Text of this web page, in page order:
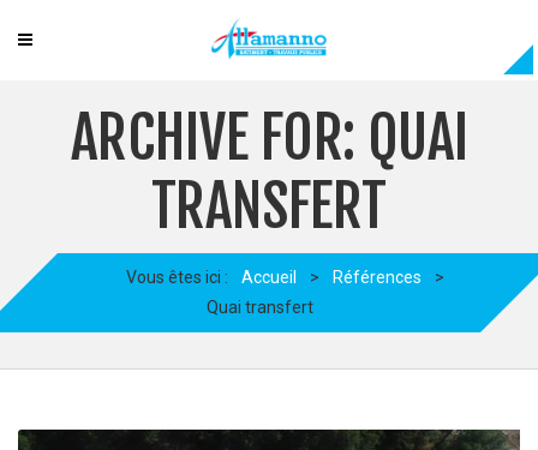
ARCHIVE FOR: QUAI
TRANSFERT
Vous êtes ici : Accueil > Références
>
Quai transfert